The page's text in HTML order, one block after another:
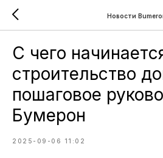
Новости
С чего
строительство
пошаговое
Бумерон
2025-09-06 11:02